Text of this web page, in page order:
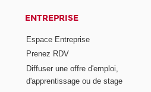
ENTREPRISE
Espace Entreprise
Prenez RDV
Diffuser une offre d'emploi,
d'apprentissage ou de stage